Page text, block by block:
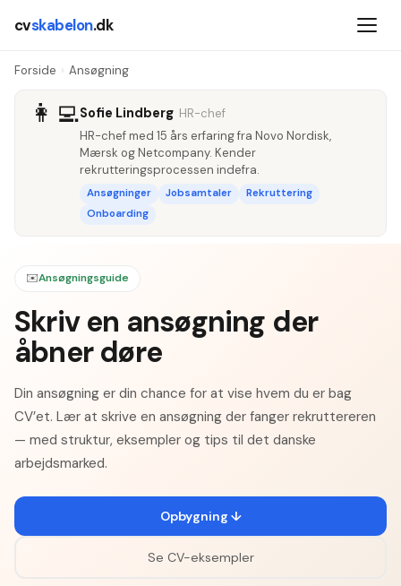
cvskabelon.dk
Forside › Ansøgning
👩‍💻Sofie Lindberg HR-chef
HR-chef med 15 års erfaring fra Novo Nordisk,
Mærsk og Netcompany. Kender
rekrutteringsprocessen indefra.
Ansøgninger Jobsamtaler
Rekruttering
Onboarding
✉️Ansøgningsguide
Skriv en ansøgning der
åbner døre
Din ansøgning er din chance for at vise hvem du er bag
CV’et. Lær at skrive en ansøgning der fanger rekruttereren
— med struktur, eksempler og tips til det danske
arbejdsmarked.
Opbygning ↓
Se CV-eksempler